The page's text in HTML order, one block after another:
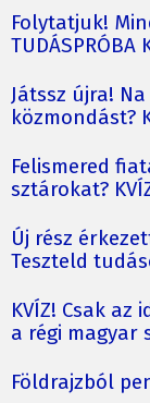
Folytatjuk!
TUDÁSPRÓBA
Játssz újra!
közmondást?
Felismered
sztárokat?
Új rész
Teszteld
KVÍZ! Csak az
a régi magyar
Földrajzból